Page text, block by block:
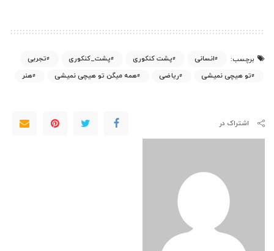
برچسب: انسانی پشت کنکوری پشت_کنکوری
تجربی
تو هیچی نمیشی
ریاضی همه میگن تو هیچی نمیشی هنر
اشتراک در